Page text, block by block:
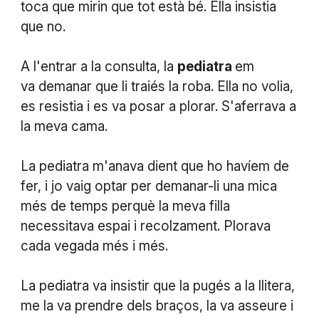
toca que mirin que tot està bé. Ella insistia
que no.
A l'entrar a la consulta, la pediatra em
va demanar que li traiés la roba. Ella no volia,
es resistia i es va posar a plorar. S'aferrava a
la meva cama.
La pediatra m'anava dient que ho havíem de
fer, i jo vaig optar per demanar-li una mica
més de temps perquè la meva filla
necessitava espai i recolzament. Plorava
cada vegada més i més.
La pediatra va insistir que la pugés a la llitera,
me la va prendre dels braços, la va asseure i